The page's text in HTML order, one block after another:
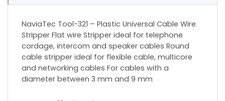
NaviaTec Tool-321 – Plastic Universal Cable Wire
Stripper Flat wire Stripper ideal for telephone
cordage, intercom and speaker cables Round
cable stripper ideal for flexible cable, multicore
and networking cables For cables with a
diameter between 3 mm and 9 mm